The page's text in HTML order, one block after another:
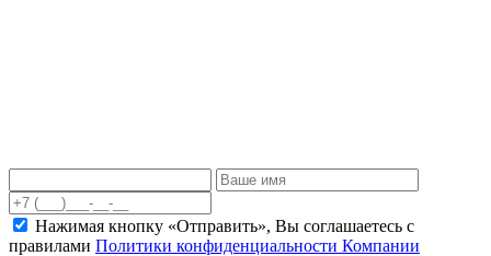
Нажимая кнопку «Отправить», Вы соглашаетесь c
правилами Политики конфиденциальности Компании